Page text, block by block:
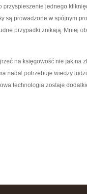
przyspieszenie jednego
są prowadzone w spójnym
przypadki znikają. Mniej
na księgowość nie jak na
nadal potrzebuje wiedzy
technologia zostaje